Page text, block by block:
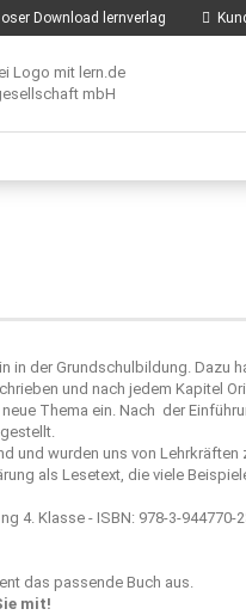
Download lernverlag
in der Grundschulbildung. Dazu
und nach jedem Kapitel
Thema ein. Nach der
und wurden uns von
als Lesetext, die viele
4. Klasse - ISBN: 978-3-944770-
das passende Buch aus.
mit!